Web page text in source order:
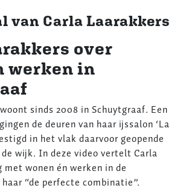
van Carla Laarakkers
over
werken in
sinds 2008 in Schuytgraaf. Een
de deuren van haar ijssalon ‘La
in het vlak daarvoor geopende
wijk. In deze video vertelt Carla
met wonen én werken in de
“de perfecte combinatie”.